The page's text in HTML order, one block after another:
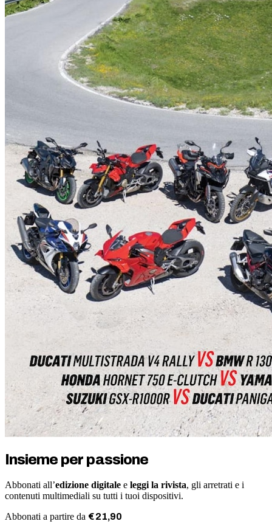
Insieme per passione
Abbonati all’edizione digitale e leggi la rivista, gli arretrati e i
contenuti multimediali su tutti i tuoi dispositivi.
Abbonati a partire da €21,90